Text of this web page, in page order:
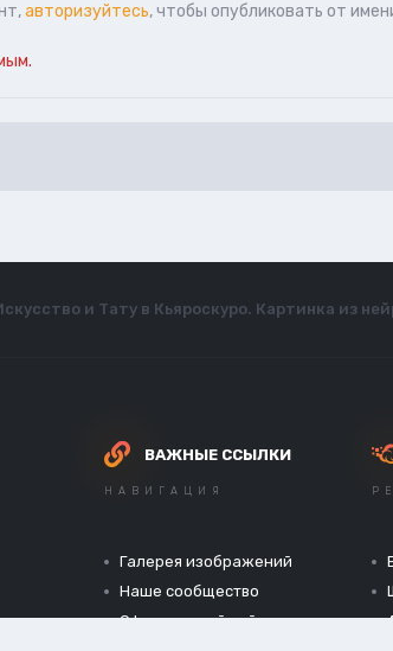
авторизуйтесь, чтобы опубликовать от
и Тату в Кьяроскуро. Картинка из
ВАЖНЫЕ ССЫЛКИ
НАВИГАЦИЯ
Галерея изображений
Наше сообщество
Официальный сайт